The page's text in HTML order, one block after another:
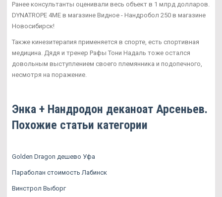
Ранее консультанты оценивали весь объект в 1 млрд долларов.
DYNATROPE 4ME в магазине Видное - Нандробол 250 в магазине
Новосибирск!
Также кинезитерапия применяется в спорте, есть спортивная
медицина. Дядя и тренер Рафы Тони Надаль тоже остался
довольным выступлением своего племянника и подопечного,
несмотря на поражение.
Энка + Нандродон деканоат Арсеньев.
Похожие статьи категории
Golden Dragon дешево Уфа
Параболан стоимость Лабинск
Винстрол Выборг